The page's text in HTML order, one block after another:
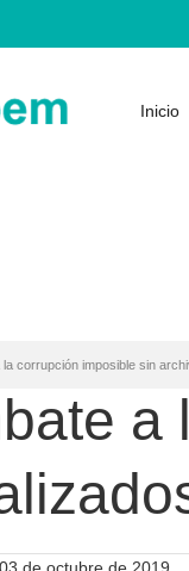
Inicio
la corrupción imposible sin
a